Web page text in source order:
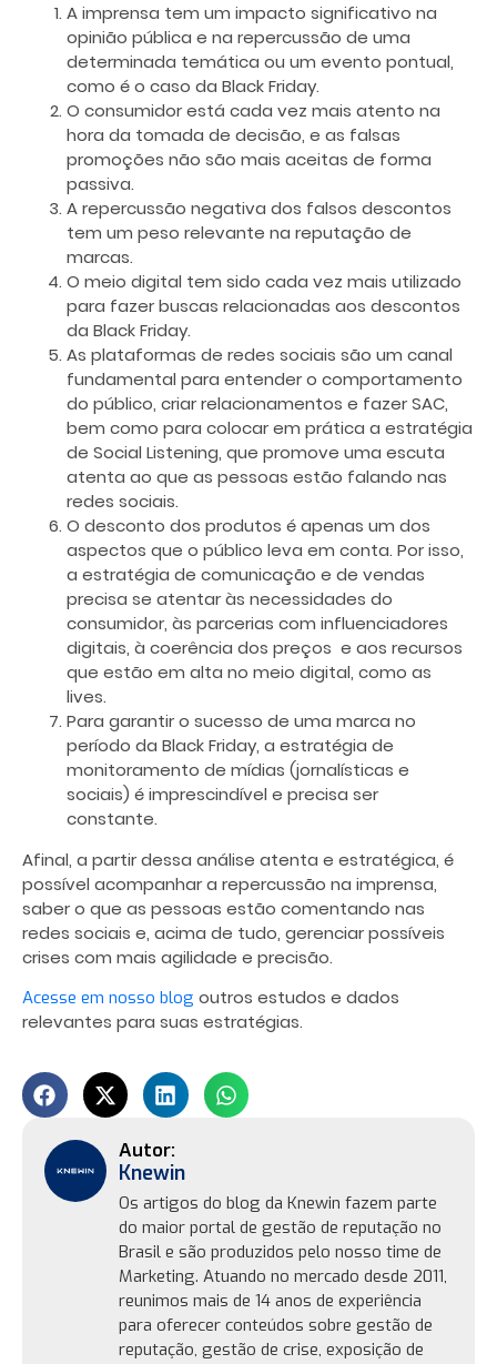
A imprensa tem um impacto significativo na
opinião pública e na repercussão de uma
determinada temática ou um evento pontual,
como é o caso da Black Friday.
O consumidor está cada vez mais atento na
hora da tomada de decisão, e as falsas
promoções não são mais aceitas de forma
passiva.
A repercussão negativa dos falsos descontos
tem um peso relevante na reputação de
marcas.
O meio digital tem sido cada vez mais utilizado
para fazer buscas relacionadas aos descontos
da Black Friday.
As plataformas de redes sociais são um canal
fundamental para entender o comportamento
do público, criar relacionamentos e fazer SAC,
bem como para colocar em prática a estratégia
de Social Listening, que promove uma escuta
atenta ao que as pessoas estão falando nas
redes sociais.
O desconto dos produtos é apenas um dos
aspectos que o público leva em conta. Por isso,
a estratégia de comunicação e de vendas
precisa se atentar às necessidades do
consumidor, às parcerias com influenciadores
digitais, à coerência dos preços e aos recursos
que estão em alta no meio digital, como as
lives.
Para garantir o sucesso de uma marca no
período da Black Friday, a estratégia de
monitoramento de mídias (jornalísticas e
sociais) é imprescindível e precisa ser
constante.
Afinal, a partir dessa análise atenta e estratégica, é
possível acompanhar a repercussão na imprensa,
saber o que as pessoas estão comentando nas
redes sociais e, acima de tudo, gerenciar possíveis
crises com mais agilidade e precisão.
Acesse em nosso blog outros estudos e dados
relevantes para suas estratégias.
Knewin
Os artigos do blog da Knewin fazem parte
do maior portal de gestão de reputação no
Brasil e são produzidos pelo nosso time de
Marketing. Atuando no mercado desde 2011,
reunimos mais de 14 anos de experiência
para oferecer conteúdos sobre gestão de
reputação, gestão de crise, exposição de